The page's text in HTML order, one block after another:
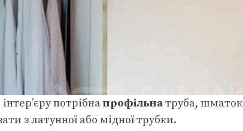
потрібнапрофільнатруба, шматок
з латунної або мідної трубки.